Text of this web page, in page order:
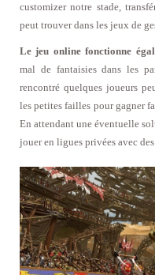
customizer notre stade,
peut trouver dans les jeux de
Le jeu online fonctionne
mal de fantaisies dans les
rencontré quelques joueurs
les petites failles pour gagner
En attendant une éventuelle
jouer en ligues privées avec